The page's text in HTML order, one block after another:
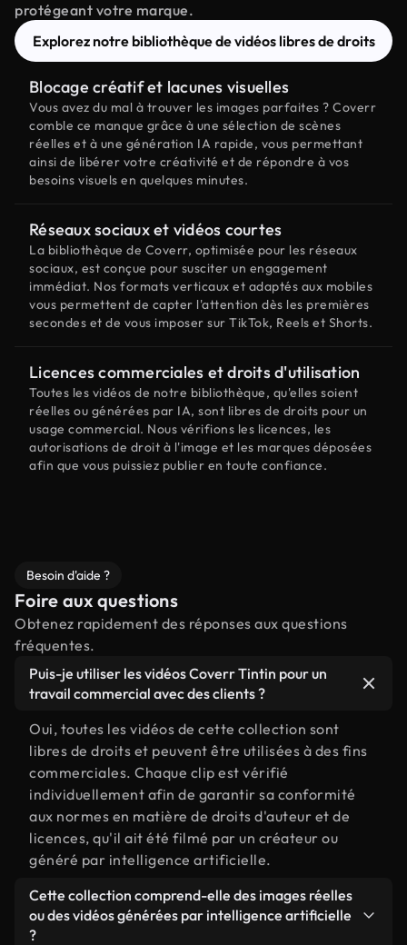
protégeant votre marque.
Explorez notre bibliothèque de vidéos libres de droits
Blocage créatif et lacunes visuelles
Vous avez du mal à trouver les images parfaites ? Coverr
comble ce manque grâce à une sélection de scènes
réelles et à une génération IA rapide, vous permettant
ainsi de libérer votre créativité et de répondre à vos
besoins visuels en quelques minutes.
Réseaux sociaux et vidéos courtes
La bibliothèque de Coverr, optimisée pour les réseaux
sociaux, est conçue pour susciter un engagement
immédiat. Nos formats verticaux et adaptés aux mobiles
vous permettent de capter l'attention dès les premières
secondes et de vous imposer sur TikTok, Reels et Shorts.
Licences commerciales et droits d'utilisation
Toutes les vidéos de notre bibliothèque, qu'elles soient
réelles ou générées par IA, sont libres de droits pour un
usage commercial. Nous vérifions les licences, les
autorisations de droit à l'image et les marques déposées
afin que vous puissiez publier en toute confiance.
Besoin d'aide ?
Foire aux questions
Obtenez rapidement des réponses aux questions
fréquentes.
Puis-je utiliser les vidéos Coverr Tintin pour un
travail commercial avec des clients ?
Oui, toutes les vidéos de cette collection sont
libres de droits et peuvent être utilisées à des fins
commerciales. Chaque clip est vérifié
individuellement afin de garantir sa conformité
aux normes en matière de droits d'auteur et de
licences, qu'il ait été filmé par un créateur ou
généré par intelligence artificielle.
Cette collection comprend-elle des images réelles
ou des vidéos générées par intelligence artificielle
?